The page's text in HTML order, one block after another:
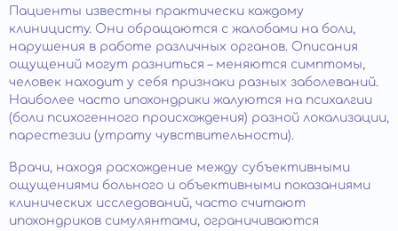
Пациенты известны практически каждому
клиницисту. Они обращаются с жалобами на боли,
нарушения в работе различных органов. Описания
ощущений могут разниться – меняются симптомы,
человек находит у себя признаки разных заболеваний.
Наиболее часто ипохондрики жалуются на психалгии
(боли психогенного происхождения) разной локализации,
парестезии (утрату чувствительности).
Врачи, находя расхождение между субъективными
ощущениями больного и объективными показаниями
клинических исследований, часто считают
ипохондриков симулянтами, ограничиваются